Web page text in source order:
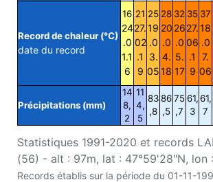
Statistiques 1991-2020 et records
(56) - alt : 97m, lat : 47°59'28"N, lon
Records établis sur la période du 01-11-
Record de chaleur (°C)
date du record
16
24
.0
1.1
6
21
27.
02
.1
9
25
19
.0
3.
05
28
20
.0
4.
18
32
26
.0
5.
17
35
27.
06
.1
9
37
18
.0
7.
06
Précipitations (mm)
14
8,
2
11
4,
5
83
,8
86
,5
75
,7
61,
3
61,
7